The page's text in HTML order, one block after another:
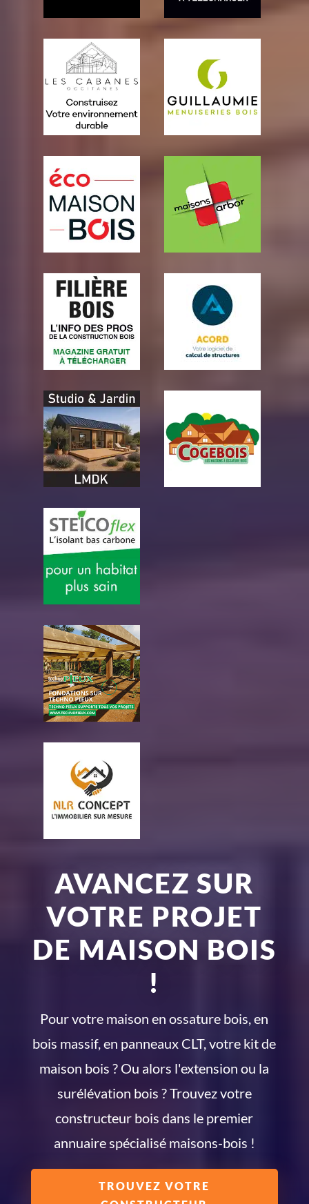
AVANCEZ SUR
VOTRE PROJET
DE MAISON BOIS
!
Pour votre maison en ossature bois, en
bois massif, en panneaux CLT, votre kit de
maison bois ? Ou alors l'extension ou la
surélévation bois ? Trouvez votre
constructeur bois dans le premier
annuaire spécialisé maisons-bois !
TROUVEZ VOTRE